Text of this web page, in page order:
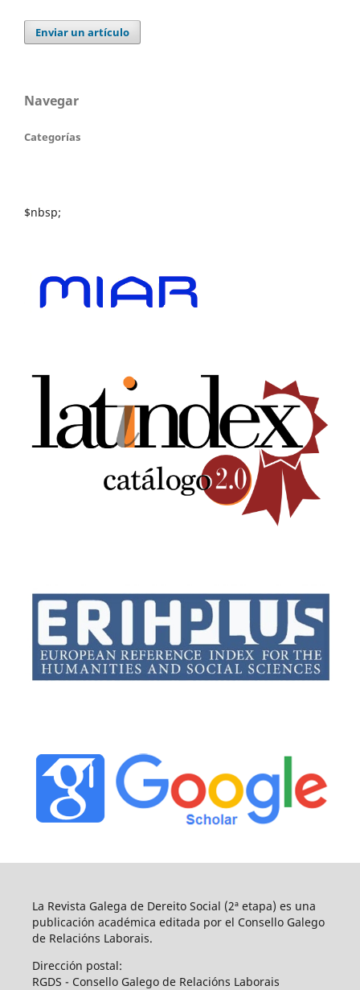
Enviar un artículo
Navegar
Categorías
$nbsp;
La Revista Galega de Dereito Social (2ª etapa) es una
publicación académica editada por el Consello Galego
de Relacións Laborais.
Dirección postal:
RGDS - Consello Galego de Relacións Laborais